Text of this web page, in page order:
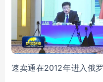
速卖通在2012年进入俄